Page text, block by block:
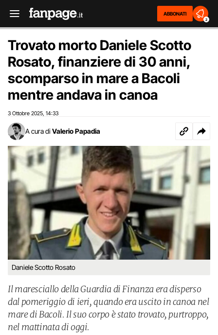
ABBONATI
2
Trovato morto Daniele Scotto
Rosato, finanziere di 30 anni,
scomparso in mare a Bacoli
mentre andava in canoa
3 Ottobre 2025 14:33
A cura di Valerio Papadia
Daniele Scotto Rosato
Il maresciallo della Guardia di Finanza era disperso
dal pomeriggio di ieri, quando era uscito in canoa nel
mare di Bacoli. Il suo corpo è stato trovato, purtroppo,
nel mattinata di oggi.